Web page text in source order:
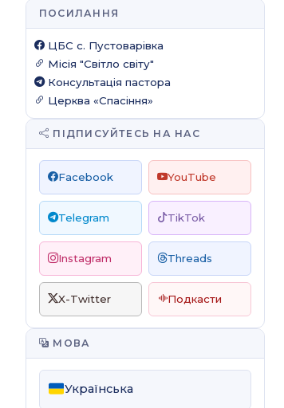
ПОСИЛАННЯ
ЦБС c. Пустоварівка
Місія "Світло світу"
Консультація пастора
Церква «Спасіння»
ПІДПИСУЙТЕСЬ НА НАС
Facebook YouTube
Telegram TikTok
Instagram Threads
X-Twitter Подкасти
МОВА
Українська